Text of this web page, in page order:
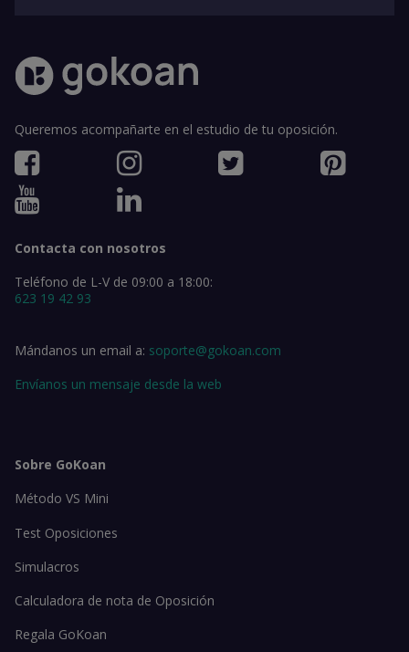
Queremos acompañarte en el estudio de tu oposición.
Contacta con nosotros
Teléfono de L-V de 09:00 a 18:00:
623 19 42 93
Mándanos un email a: soporte@gokoan.com
Envíanos un mensaje desde la web
Sobre GoKoan
Método VS Mini
Test Oposiciones
Simulacros
Calculadora de nota de Oposición
Regala GoKoan